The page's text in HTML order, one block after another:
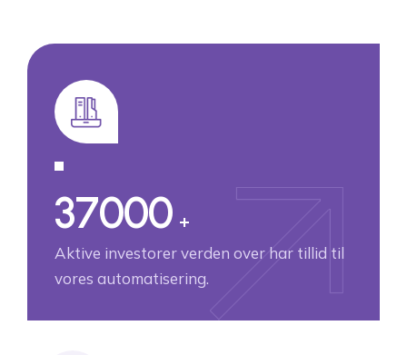
37000 +
Aktive investorer verden over har tillid til
vores automatisering.